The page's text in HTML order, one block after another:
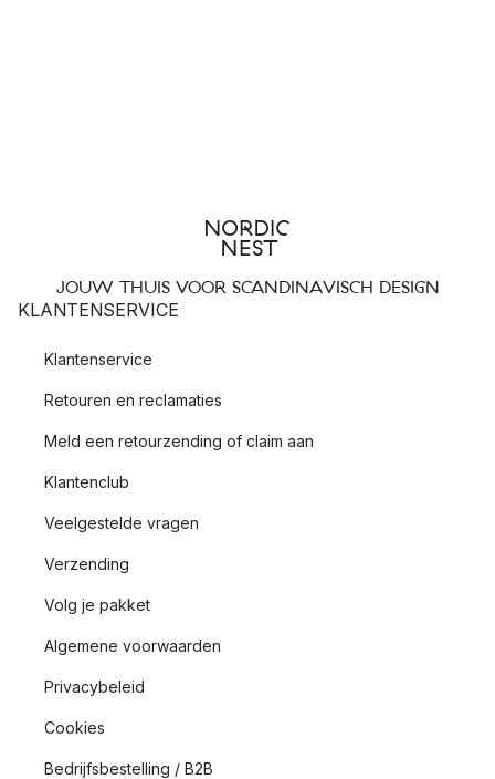
JOUW THUIS VOOR SCANDINAVISCH DESIGN
KLANTENSERVICE
Klantenservice
Retouren en reclamaties
Meld een retourzending of claim aan
Klantenclub
Veelgestelde vragen
Verzending
Volg je pakket
Algemene voorwaarden
Privacybeleid
Cookies
Bedrijfsbestelling / B2B